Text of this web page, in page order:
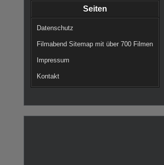
Seiten
Datenschutz
Filmabend Sitemap mit über 700 Filmen
Impressum
Kontakt